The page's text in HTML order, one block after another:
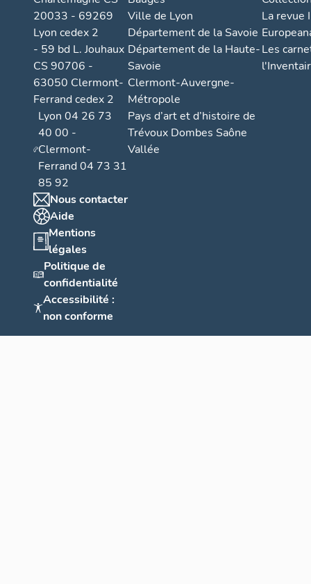
20033 - 69269
Lyon cedex 2
- 59 bd L. Jouhaux
CS 90706 -
63050 Clermont-
Ferrand cedex 2
Lyon 04 26 73
40 00 -
Clermont-
Ferrand 04 73 31
85 92
Nous contacter
Aide
Mentions
légales
Politique de
confidentialité
Accessibilité :
non conforme
Ville de Lyon
Département de la Savoie
Département de la Haute-
Savoie
Clermont-Auvergne-
Métropole
Pays d’art et d’histoire de
Trévoux Dombes Saône
Vallée
La revue
Les